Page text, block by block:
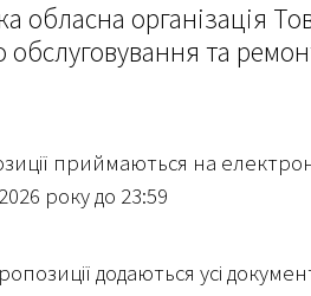
обласна організація
обслуговування та
приймаються на
року до 23:59
додаються усі